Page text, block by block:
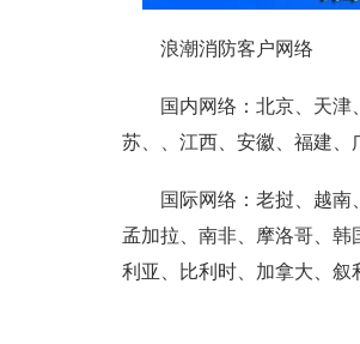
浪潮消防客户网络
国内网络：北京、天津、
苏、、江西、安徽、福建、
国际网络：老挝、越南、
孟加拉、南非、摩洛哥、
利亚、比利时、加拿大、叙